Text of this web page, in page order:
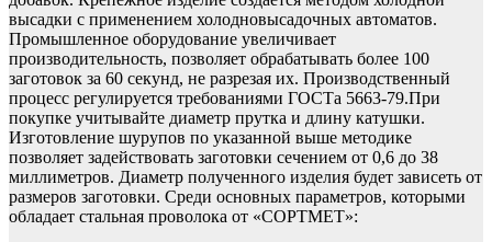
высадки с применением холодновысадочных автоматов.
Промышленное оборудование увеличивает
производительность, позволяет обрабатывать более 100
заготовок за 60 секунд, не разрезая их. Производственный
процесс регулируется требованиями ГОСТа 5663-79.При
покупке учитывайте диаметр прутка и длину катушки.
Изготовление шурупов по указанной выше методике
позволяет задействовать заготовки сечением от 0,6 до 38
миллиметров. Диаметр полученного изделия будет зависеть от
размеров заготовки. Среди основных параметров, которыми
обладает стальная проволока от «СОРТМЕТ»: